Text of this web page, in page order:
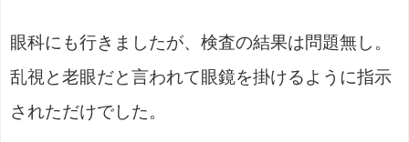
眼科にも行きましたが、検査の結果は問題無し。
乱視と老眼だと言われて眼鏡を掛けるように指示
されただけでした。